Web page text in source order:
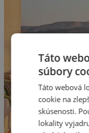
Táto
súbory
Táto webová
cookie na
skúsenosti.
lokality